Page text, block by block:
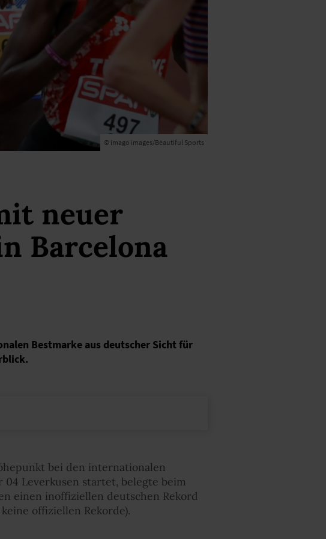
© imago images/Beautiful Sports
neuer
Barcelona
Bestmarke aus deutscher Sicht für
bei den internationalen
Leverkusen startet, belegte beim
einen inoffiziellen deutschen Rekord
offiziellen Rekorde).